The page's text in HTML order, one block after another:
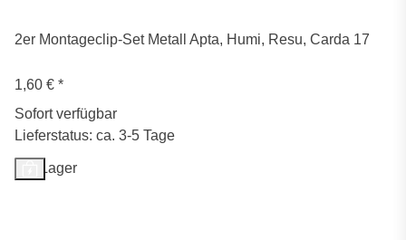
2er Montageclip-Set Metall Apta, Humi, Resu, Carda 17
1,60 € *
Sofort verfügbar
Lieferstatus: ca. 3-5 Tage
Auf Lager